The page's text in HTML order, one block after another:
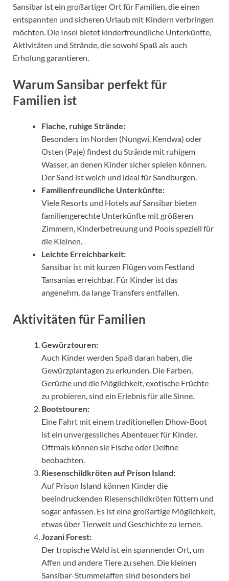
Sansibar ist ein großartiger Ort für Familien, die einen
entspannten und sicheren Urlaub mit Kindern verbringen
möchten. Die Insel bietet kinderfreundliche Unterkünfte,
Aktivitäten und Strände, die sowohl Spaß als auch
Erholung garantieren.
Warum Sansibar perfekt für
Familien ist
Flache, ruhige Strände:
Besonders im Norden (Nungwi, Kendwa) oder
Osten (Paje) findest du Strände mit ruhigem
Wasser, an denen Kinder sicher spielen können.
Der Sand ist weich und ideal für Sandburgen.
Familienfreundliche Unterkünfte:
Viele Resorts und Hotels auf Sansibar bieten
familiengerechte Unterkünfte mit größeren
Zimmern, Kinderbetreuung und Pools speziell für
die Kleinen.
Leichte Erreichbarkeit:
Sansibar ist mit kurzen Flügen vom Festland
Tansanias erreichbar. Für Kinder ist das
angenehm, da lange Transfers entfallen.
Aktivitäten für Familien
Gewürztouren:
Auch Kinder werden Spaß daran haben, die
Gewürzplantagen zu erkunden. Die Farben,
Gerüche und die Möglichkeit, exotische Früchte
zu probieren, sind ein Erlebnis für alle Sinne.
Bootstouren:
Eine Fahrt mit einem traditionellen Dhow-Boot
ist ein unvergessliches Abenteuer für Kinder.
Oftmals können sie Fische oder Delfine
beobachten.
Riesenschildkröten auf Prison Island:
Auf Prison Island können Kinder die
beeindruckenden Riesenschildkröten füttern und
sogar anfassen. Es ist eine großartige Möglichkeit,
etwas über Tierwelt und Geschichte zu lernen.
Jozani Forest:
Der tropische Wald ist ein spannender Ort, um
Affen und andere Tiere zu sehen. Die kleinen
Sansibar-Stummelaffen sind besonders bei